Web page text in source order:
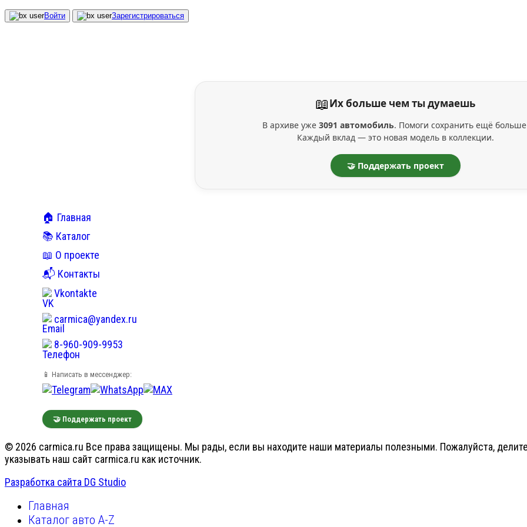
Войти Зарегистрироваться
📖Их больше чем ты думаешь
В архиве уже 3091 автомобиль. Помоги сохранить ещё
Каждый вклад — это новая модель в коллекции.
🤝 Поддержать проект
🏠 Главная
📚 Каталог
📖 О проекте
📬 Контакты
Vkontakte
carmica@yandex.ru
8-960-909-9953
📱 Написать в мессенджер:
🤝 Поддержать проект
© 2026 carmica.ru Все права защищены. Мы рады, если вы находите наши материалы полезными. Пожалуйста,
указывать наш сайт carmica.ru как источник.
Разработка сайта DG Studio
Главная
Каталог авто A-Z